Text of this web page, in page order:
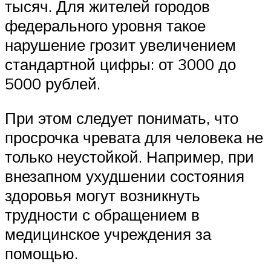
тысяч. Для жителей городов
федерального уровня такое
нарушение грозит увеличением
стандартной цифры: от 3000 до
5000 рублей.
При этом следует понимать, что
просрочка чревата для человека не
только неустойкой. Например, при
внезапном ухудшении состояния
здоровья могут возникнуть
трудности с обращением в
медицинское учреждения за
помощью.